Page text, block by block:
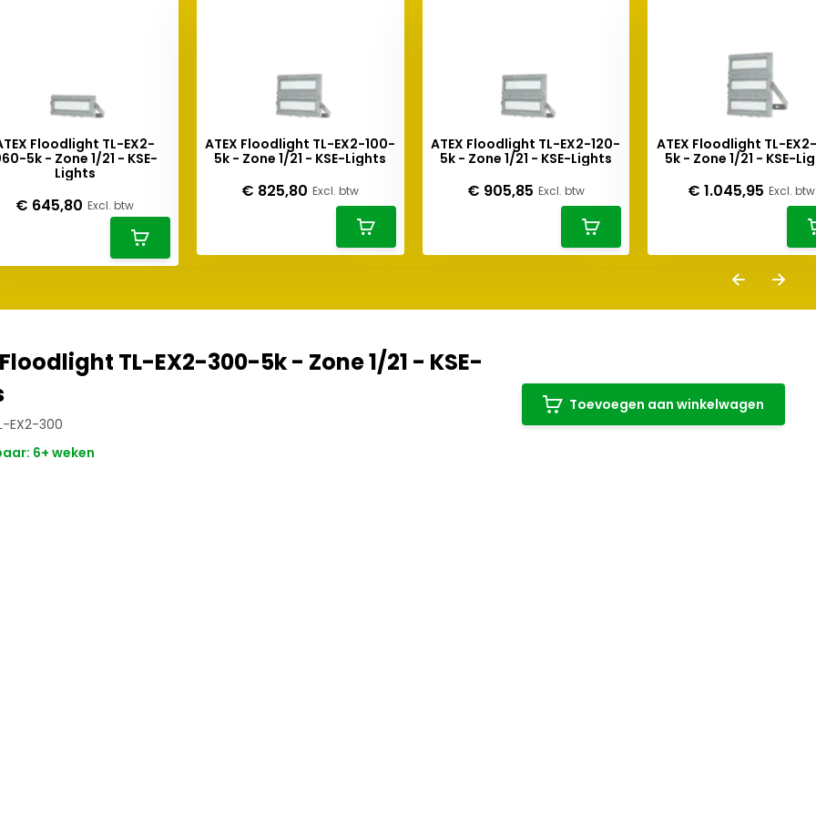
Floodlight TL-EX2-
5k - Zone 1/21 - KSE-
Lights
€ 645,80 Excl. btw
ATEX Floodlight TL-EX2-100-
5k - Zone 1/21 - KSE-Lights
€ 825,80 Excl. btw
ATEX Floodlight TL-EX2-120-
5k - Zone 1/21 - KSE-Lights
€ 905,85 Excl. btw
ATEX Floodlight TL-
5k - Zone 1/21 - KSE-
€ 1.045,95 Excl. btw
TL-EX2-300-5k - Zone 1/21 - KSE-
EX2-300
6+ weken
Toevoegen aan winkelwagen